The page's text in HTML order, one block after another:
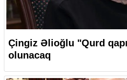
Çingiz Əlioğlu "Qurd
olunacaq